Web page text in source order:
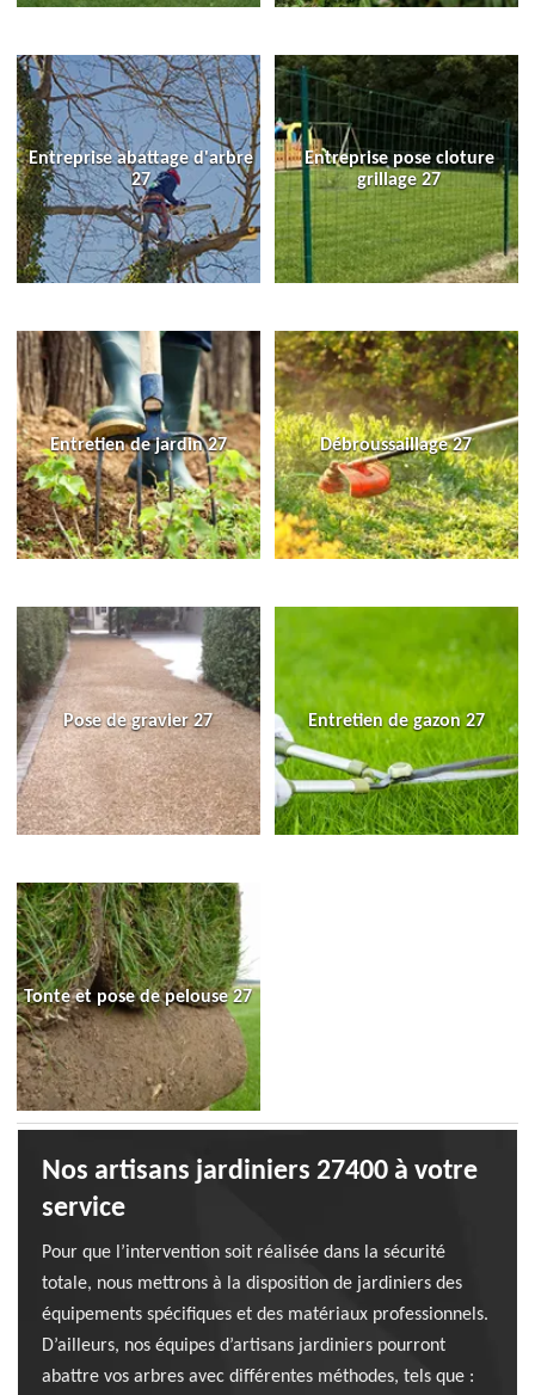
Entreprise abattage d'arbre
27
Entreprise pose cloture
grillage 27
Entretien de jardin 27 Débroussaillage 27
Pose de gravier 27 Entretien de gazon 27
Tonte et pose de pelouse 27
Nos artisans jardiniers 27400 à votre
service
Pour que l’intervention soit réalisée dans la sécurité
totale, nous mettrons à la disposition de jardiniers des
équipements spécifiques et des matériaux professionnels.
D’ailleurs, nos équipes d’artisans jardiniers pourront
abattre vos arbres avec différentes méthodes, tels que :